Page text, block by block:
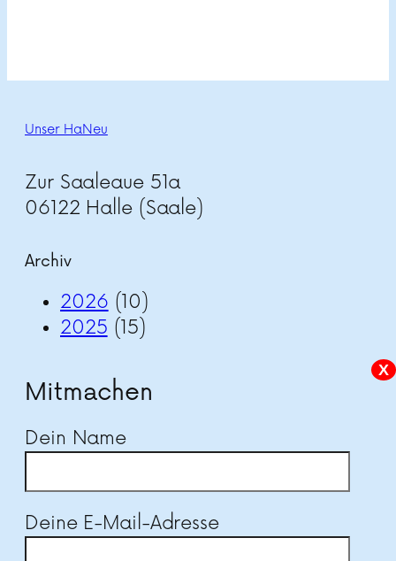
Unser HaNeu
Zur Saaleaue 51a
06122 Halle (Saale)
Archiv
2026 (10)
2025 (15)
X
Mitmachen
Dein Name
Deine E-Mail-Adresse